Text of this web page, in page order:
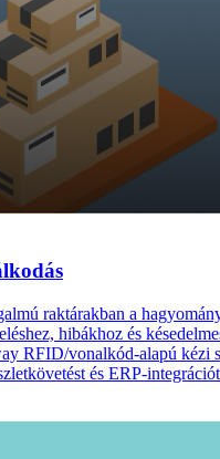
raktárakban a
hibákhoz és
RFID/vonalkód-alapú kézi
és ERP-